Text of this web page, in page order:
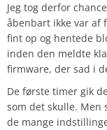
Jeg tog derfor
åbenbart ikke var af
fint op og hentede
inden den meldte
firmware, der sad i
De første timer gik
som det skulle. Men
de mange